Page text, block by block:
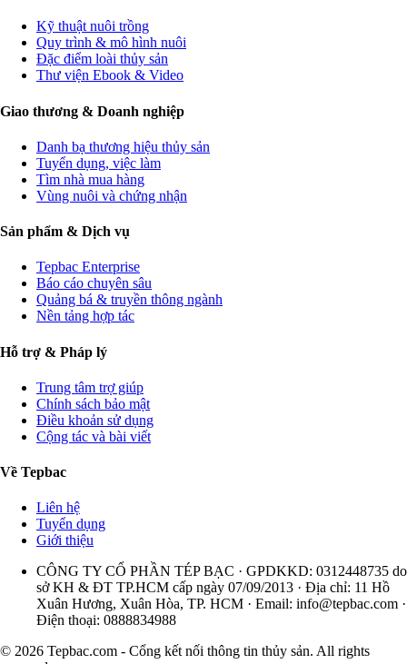
Kỹ thuật nuôi trồng
Quy trình & mô hình nuôi
Đặc điểm loài thủy sản
Thư viện Ebook & Video
Giao thương & Doanh nghiệp
Danh bạ thương hiệu thủy sản
Tuyển dụng, việc làm
Tìm nhà mua hàng
Vùng nuôi và chứng nhận
Sản phẩm & Dịch vụ
Tepbac Enterprise
Báo cáo chuyên sâu
Quảng bá & truyền thông ngành
Nền tảng hợp tác
Hỗ trợ & Pháp lý
Trung tâm trợ giúp
Chính sách bảo mật
Điều khoản sử dụng
Cộng tác và bài viết
Về Tepbac
Liên hệ
Tuyển dụng
Giới thiệu
CÔNG TY CỔ PHẦN TÉP BẠC · GPDKKD: 0312448735 do
sở KH & ĐT TP.HCM cấp ngày 07/09/2013 · Địa chỉ: 11 Hồ
Xuân Hương, Xuân Hòa, TP. HCM · Email: info@tepbac.com ·
Điện thoại: 0888834988
© 2026 Tepbac.com - Cổng kết nối thông tin thủy sản. All rights